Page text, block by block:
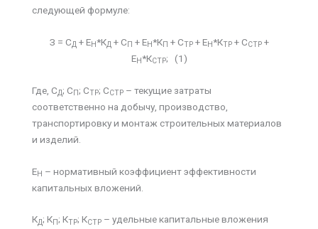
следующей формуле:
З = СД + ЕН*КД + С П + ЕН*КП + СТР+ ЕН*КТР+ ССТР+
ЕН*КСТР; (1)
Где, СД; С П; СТР; ССТР – текущие затраты
соответственно на добычу, производство,
транспортировку и монтаж строительных материалов
и изделий.
ЕН – нормативный коэффициент эффективности
капитальных вложений.
КД; КП; КТР; КСТР – удельные капитальные вложения